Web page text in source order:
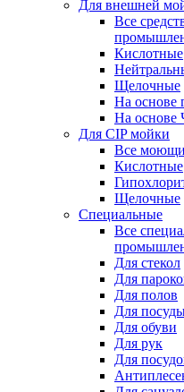
Для внешней
Все
Кислотные
Щелочные
На основе
На основе
Для CIP мойки
Все
Кислотные
Щелочные
Специальные
Все
Для стекол
Для
Для полов
Для
Для обуви
Для рук
Для